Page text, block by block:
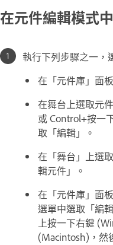
在元件編輯模式
執行下列步驟之一，
在「元件庫」面
在舞台上選取元
或 Control+按一
取「編輯」。
在「舞台」上選
輯元件」。
在「元件庫」面
選單中選取「編
上按一下右鍵
(Macintosh)，然